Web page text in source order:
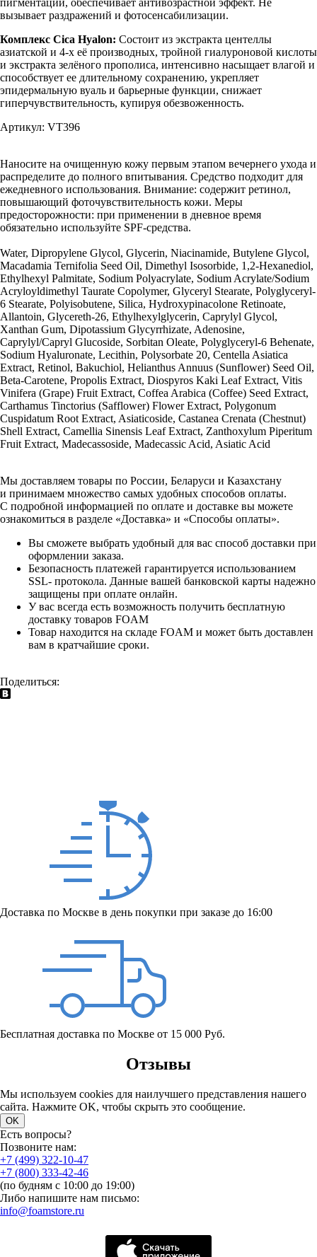
пигментации, обеспечивает антивозрастной эффект. Не
вызывает раздражений и фотосенсабилизации.
Комплекс Cica Hyalon: Состоит из экстракта центеллы
азиатской и 4-х её производных, тройной гиалуроновой кислоты
и экстракта зелёного прополиса, интенсивно насыщает влагой и
способствует ее длительному сохранению, укрепляет
эпидермальную вуаль и барьерные функции, снижает
гиперчувствительность, купируя обезвоженность.
Артикул: VT396
Наносите на очищенную кожу первым этапом вечернего ухода и
распределите до полного впитывания. Средство подходит для
ежедневного использования. Внимание: содержит ретинол,
повышающий фоточувствительность кожи. Меры
предосторожности: при применении в дневное время
обязательно используйте SPF-средства.
Water, Dipropylene Glycol, Glycerin, Niacinamide, Butylene Glycol,
Macadamia Ternifolia Seed Oil, Dimethyl Isosorbide, 1,2-Hexanediol,
Ethylhexyl Palmitate, Sodium Polyacrylate, Sodium Acrylate/Sodium
Acryloyldimethyl Taurate Copolymer, Glyceryl Stearate, Polyglyceryl-
6 Stearate, Polyisobutene, Silica, Hydroxypinacolone Retinoate,
Allantoin, Glycereth-26, Ethylhexylglycerin, Caprylyl Glycol,
Xanthan Gum, Dipotassium Glycyrrhizate, Adenosine,
Caprylyl/Capryl Glucoside, Sorbitan Oleate, Polyglyceryl-6 Behenate,
Sodium Hyaluronate, Lecithin, Polysorbate 20, Centella Asiatica
Extract, Retinol, Bakuchiol, Helianthus Annuus (Sunflower) Seed Oil,
Beta-Carotene, Propolis Extract, Diospyros Kaki Leaf Extract, Vitis
Vinifera (Grape) Fruit Extract, Coffea Arabica (Coffee) Seed Extract,
Carthamus Tinctorius (Safflower) Flower Extract, Polygonum
Cuspidatum Root Extract, Asiaticoside, Castanea Crenata (Chestnut)
Shell Extract, Camellia Sinensis Leaf Extract, Zanthoxylum Piperitum
Fruit Extract, Madecassoside, Madecassic Acid, Asiatic Acid
Мы доставляем товары по России, Беларуси и Казахстану
и принимаем множество самых удобных способов оплаты.
С подробной информацией по оплате и доставке вы можете
ознакомиться в разделе «Доставка» и «Способы оплаты».
Вы сможете выбрать удобный для вас способ доставки при
оформлении заказа.
Безопасность платежей гарантируется использованием
SSL- протокола. Данные вашей банковской карты надежно
защищены при оплате онлайн.
У вас всегда есть возможность получить бесплатную
доставку товаров FOAM
Товар находится на складе FOAM и может быть доставлен
вам в кратчайшие сроки.
Поделиться:
Доставка по Москве в день покупки при заказе до 16:00
Бесплатная доставка по Москве от 15 000 Руб.
Отзывы
Мы используем cookies для наилучшего представления нашего
сайта. Нажмите OK, чтобы скрыть это сообщение.
OK
Есть вопросы?
Позвоните нам:
+7 (499) 322-10-47
+7 (800) 333-42-46
(по будням с 10:00 до 19:00)
Либо напишите нам письмо:
info@foamstore.ru